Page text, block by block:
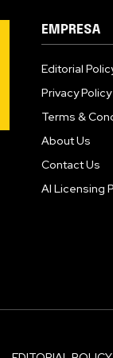
EMPRESA
Editorial
Privacy Policy
Terms &
About Us
Contact Us
AI Licensing